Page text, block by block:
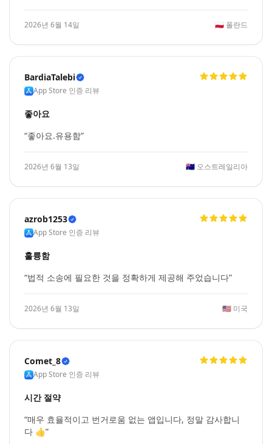
2026년 6월 14일 🇵🇱 폴란드
BardiaTalebi
App Store 인증 리뷰
좋아요
“좋아요.유용함”
2026년 6월 13일 🇦🇺 오스트레일리아
azrob1253
App Store 인증 리뷰
훌륭함
“법적 소송에 필요한 것을 정확하게 제공해 주었습니다”
2026년 6월 13일 🇺🇸 미국
Comet_8
App Store 인증 리뷰
시간 절약
“매우 효율적이고 번거로움 없는 앱입니다, 정말 감사합니
다 👍”